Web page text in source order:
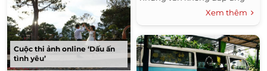
Cuộc thi ảnh online ‘Dấu ấn
tình yêu’
nhu cầu tăng đột biến vào dịp
nghỉ Tết dương lịch 2016.
Xem thêm